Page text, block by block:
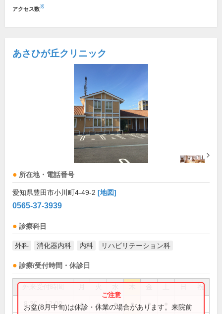
アクセス数※
あさひが丘クリニック
所在地・電話番号
愛知県豊田市小川町4-49-2 [地図]
0565-37-3939
診療科目
外科 消化器内科 内科 リハビリテーション科
診療/受付時間・休診日
祝
8:30～12:00 ● ● ● ● ●
お盆(8月中旬)は休診・休業の場合があります。来院前